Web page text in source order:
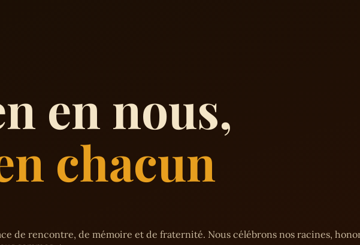
en nous,
chacun
de rencontre, de mémoire et de fraternité. Nous célébrons nos racines,